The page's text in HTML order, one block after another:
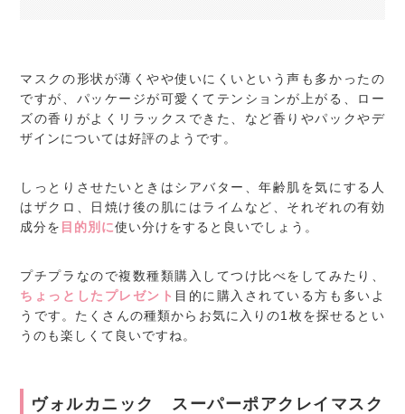
マスクの形状が薄くやや使いにくいという声も多かったの
ですが、パッケージが可愛くてテンションが上がる、ロー
ズの香りがよくリラックスできた、など香りやパックやデ
ザインについては好評のようです。
しっとりさせたいときはシアバター、年齢肌を気にする人
はザクロ、日焼け後の肌にはライムなど、それぞれの有効
成分を 目的別に使い分けをすると良いでしょう。
プチプラなので複数種類購入してつけ比べをしてみたり、
ちょっとしたプレゼント 目的に購入されている方も多いよ
うです。たくさんの種類からお気に入りの1枚を探せるとい
うのも楽しくて良いですね。
ヴォルカニック スーパーポアクレイマスク